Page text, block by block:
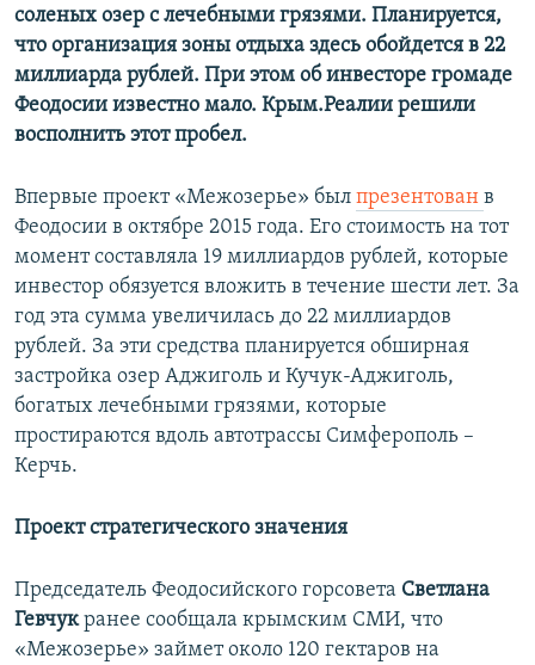
соленых озер с лечебными грязями. Планируется,
что организация зоны отдыха здесь обойдется в 22
миллиарда рублей. При этом об инвесторе громаде
Феодосии известно мало. Крым.Реалии решили
восполнить этот пробел.
Впервые проект «Межозерье» был презентован в
Феодосии в октябре 2015 года. Его стоимость на тот
момент составляла 19 миллиардов рублей, которые
инвестор обязуется вложить в течение шести лет. За
год эта сумма увеличилась до 22 миллиардов
рублей. За эти средства планируется обширная
застройка озер Аджиголь и Кучук-Аджиголь,
богатых лечебными грязями, которые
простираются вдоль автотрассы Симферополь –
Керчь.
Проект стратегического значения
Председатель Феодосийского горсовета Светлана
Гевчукранее сообщала крымским СМИ, что
«Межозерье» займет около 120 гектаров на